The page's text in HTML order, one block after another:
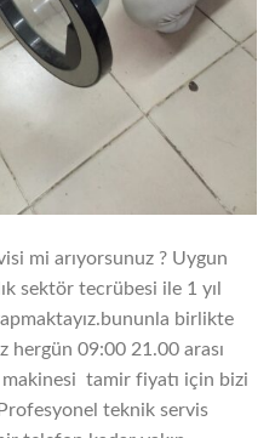
mi arıyorsunuz ? Uygun
sektör tecrübesi ile 1 yıl
birlikte
hergün 09:00 21.00 arası
makinesi tamir fiyatı için bizi
teknik servis